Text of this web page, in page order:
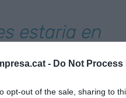
- Do Not
opt-out of the sale, sharing to
estaria en
en el
17%